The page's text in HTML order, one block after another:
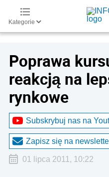
Kategorie
Poprawa
reakcją na
rynkowe
Subskrybuj nas na
Zapisz się na
01 lipca 2011, 10:22